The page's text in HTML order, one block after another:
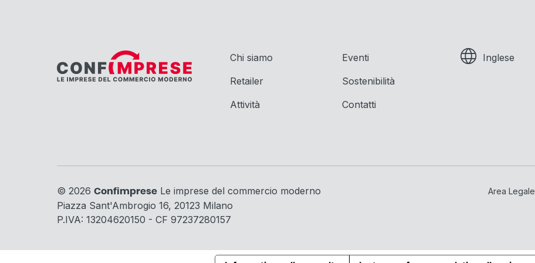
Chi siamo
Retailer
Attività
Eventi
Sostenibilità
Contatti
Inglese
© 2026 Confimprese Le imprese del commercio moderno
Piazza Sant'Ambrogio 16, 20123 Milano
P.IVA: 13204620150 - CF 97237280157
Area Legale